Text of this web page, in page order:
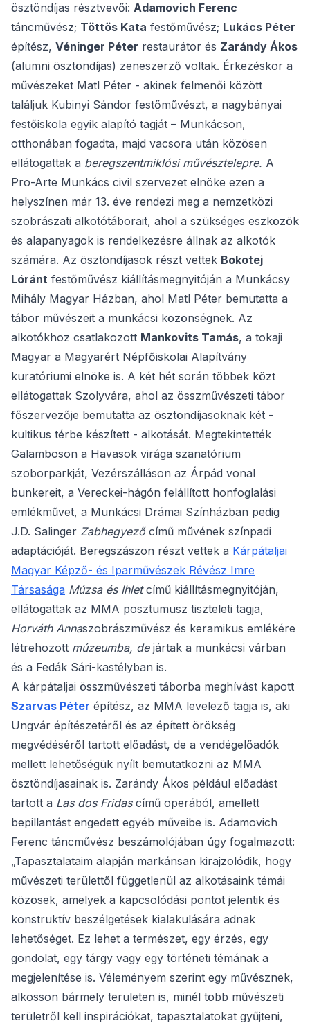
ösztöndíjas résztvevői: Adamovich Ferenc
táncművész; Töttös Kata festőművész; Lukács Péter
építész, Véninger Péter restaurátor és Zarándy Ákos
(alumni ösztöndíjas) zeneszerző voltak. Érkezéskor a
művészeket Matl Péter - akinek felmenői között
találjuk Kubinyi Sándor festőművészt, a nagybányai
festőiskola egyik alapító tagját – Munkácson,
otthonában fogadta, majd vacsora után közösen
ellátogattak a beregszentmiklósi művésztelepre. A
Pro-Arte Munkács civil szervezet elnöke ezen a
helyszínen már 13. éve rendezi meg a nemzetközi
szobrászati alkotótáborait, ahol a szükséges eszközök
és alapanyagok is rendelkezésre állnak az alkotók
számára. Az ösztöndíjasok részt vettek Bokotej
Lóránt festőművész kiállításmegnyitóján a Munkácsy
Mihály Magyar Házban, ahol Matl Péter bemutatta a
tábor művészeit a munkácsi közönségnek. Az
alkotókhoz csatlakozott Mankovits Tamás, a tokaji
Magyar a Magyarért Népfőiskolai Alapítvány
kuratóriumi elnöke is. A két hét során többek közt
ellátogattak Szolyvára, ahol az összművészeti tábor
főszervezője bemutatta az ösztöndíjasoknak két -
kultikus térbe készített - alkotását. Megtekintették
Galamboson a Havasok virága szanatórium
szoborparkját, Vezérszálláson az Árpád vonal
bunkereit, a Vereckei-hágón felállított honfoglalási
emlékművet, a Munkácsi Drámai Színházban pedig
J.D. Salinger Zabhegyezőcímű művének színpadi
adaptációját. Beregszászon részt vettek a Kárpátaljai
Magyar Képző- és Iparművészek Révész Imre
Társasága Múzsa és Ihletcímű kiállításmegnyitóján,
ellátogattak az MMA posztumusz tiszteleti tagja,
Horváth Annaszobrászművész és keramikus emlékére
létrehozott múzeumba, de jártak a munkácsi várban
és a Fedák Sári-kastélyban is.
A kárpátaljai összművészeti táborba meghívást kapott
Szarvas Péter építész, az MMA levelező tagja is, aki
Ungvár építészetéről és az épített örökség
megvédéséről tartott előadást, de a vendégelőadók
mellett lehetőségük nyílt bemutatkozni az MMA
ösztöndíjasainak is. Zarándy Ákos például előadást
tartott a Las dos Fridascímű operából, amellett
bepillantást engedett egyéb műveibe is. Adamovich
Ferenc táncművész beszámolójában úgy fogalmazott:
„Tapasztalataim alapján markánsan kirajzolódik, hogy
művészeti területtől függetlenül az alkotásaink témái
közösek, amelyek a kapcsolódási pontot jelentik és
konstruktív beszélgetések kialakulására adnak
lehetőséget. Ez lehet a természet, egy érzés, egy
gondolat, egy tárgy vagy egy történeti témának a
megjelenítése is. Véleményem szerint egy művésznek,
alkosson bármely területen is, minél több művészeti
területről kell inspirációkat, tapasztalatokat gyűjteni,